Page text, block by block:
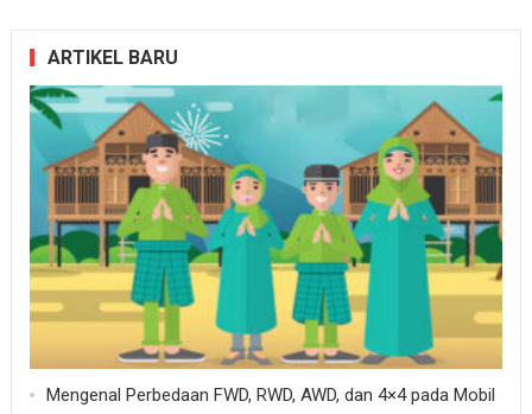
ARTIKEL BARU
Mengenal Perbedaan FWD, RWD, AWD, dan 4×4 pada Mobil